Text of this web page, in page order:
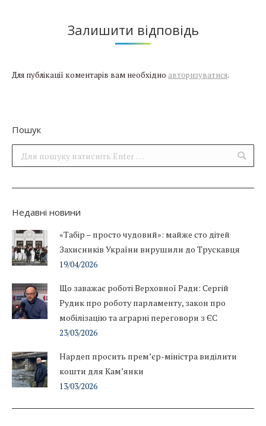
Залишити відповідь
Для публікації коментарів вам необхідно авторизуватися.
Пошук
Поиск:
Недавні новини
«Табір – просто чудовий»: майже сто дітей
Захисників України вирушили до Трускавця
19/04/2026
Що заважає роботі Верховної Ради: Сергій
Рудик про роботу парламенту, закон про
мобілізацію та аграрні переговори з ЄС
23/03/2026
Нардеп просить прем’єр-міністра виділити
кошти для Кам’янки
13/03/2026